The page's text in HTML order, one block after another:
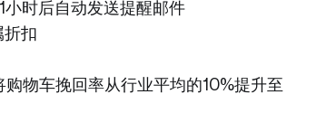
小时后自动发送提醒邮件
扣
物车挽回率从行业平均的10%提升至